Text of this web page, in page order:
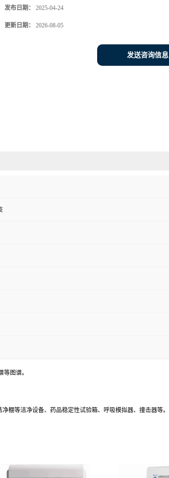
发布日期： 2025-04-24
更新日期： 2026-08-05
发送咨询信息
图谱。
棚等洁净设备、药品稳定性试验箱、呼吸模拟器、撞击器等。